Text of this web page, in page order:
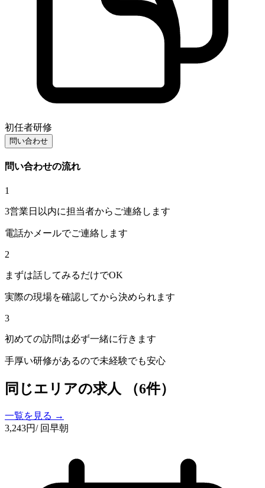
初任者研修
問い合わせ
問い合わせの流れ
1
3営業日以内に担当者からご連絡します
電話かメールでご連絡します
2
まずは話してみるだけでOK
実際の現場を確認してから決められます
3
初めての訪問は必ず一緒に行きます
手厚い研修があるので未経験でも安心
同じエリアの求人 （6件）
一覧を見る →
3,243円/ 回早朝